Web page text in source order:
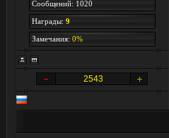
Сообщений: 1020
Награды: 9
Замечания: 0%
2543